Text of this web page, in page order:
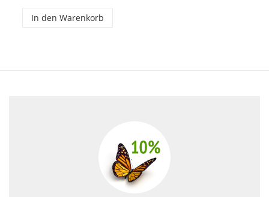
In den Warenkorb